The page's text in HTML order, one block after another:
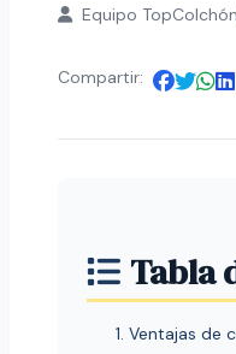
Equipo TopColchón
Compartir:
Tabla
1. Ventajas de